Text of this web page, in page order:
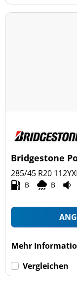
Bridgestone
285/45 R20 112Y
B B
Mehr
Vergleichen